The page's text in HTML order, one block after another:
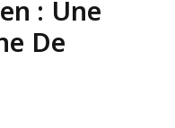
: Une
De